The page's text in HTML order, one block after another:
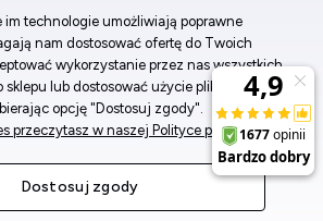
Tarnów, woj. małopolskie
internetowy Shoper Premium
im technologie umożliwiają poprawne
nam dostosować ofertę do Twoich
wykorzystanie przez nas wszystkich
lub dostosować użycie plików do
opcję "Dostosuj zgody".
przeczytasz w naszej Polityce prywatności.
Dostosuj zgody